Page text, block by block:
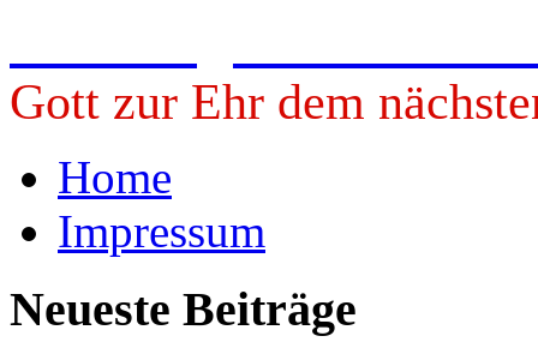
Gott zur Ehr dem
Home
Impressum
Neueste Beiträge